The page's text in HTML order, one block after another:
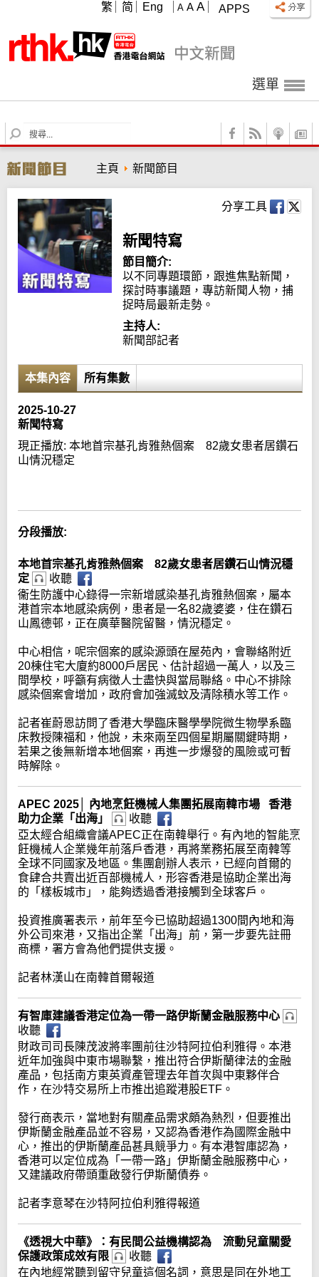
APPS
A A A
繁 简 Eng
選單
S
e
r
c
h
主頁 新聞節目
分享工具
新聞特寫
節目簡介:
以不同專題環節，跟進焦點新聞，
探討時事議題，專訪新聞人物，捕
捉時局最新走勢。
主持人:
新聞部記者
本集內容 所有集數
2025-10-27
新聞特寫
現正播放: 本地首宗基孔肯雅熱個案 82歲女患者居鑽石
山情況穩定
分段播放:
本地首宗基孔肯雅熱個案 82歲女患者居鑽石山情況穩
定
收聽
衞生防護中心錄得一宗新增感染基孔肯雅熱個案，屬本
港首宗本地感染病例，患者是一名82歲婆婆，住在鑽石
山鳳德邨，正在廣華醫院留醫，情況穩定。
中心相信，呢宗個案的感染源頭在屋苑內，會聯絡附近
20棟住宅大廈約8000戶居民、估計超過一萬人，以及三
間學校，呼籲有病徵人士盡快與當局聯絡。中心不排除
感染個案會增加，政府會加強滅蚊及清除積水等工作。
記者崔蔚恩訪問了香港大學臨床醫學學院微生物學系臨
床教授陳福和，他說，未來兩至四個星期屬關鍵時期，
若果之後無新增本地個案，再進一步爆發的風險或可暫
時解除。
APEC 2025│ 內地烹飪機械人集團拓展南韓市場 香港
助力企業「出海」
收聽
亞太經合組織會議APEC正在南韓舉行。有內地的智能烹
飪機械人企業幾年前落戶香港，再將業務拓展至南韓等
全球不同國家及地區。集團創辦人表示，已經向首爾的
食肆合共賣出近百部機械人，形容香港是協助企業出海
的「樣板城市」，能夠透過香港接觸到全球客戶。
投資推廣署表示，前年至今已協助超過1300間內地和海
外公司來港，又指出企業「出海」前，第一步要先註冊
商標，署方會為他們提供支援。
記者林漢山在南韓首爾報道
有智庫建議香港定位為一帶一路伊斯蘭金融服務中心
收聽
財政司司長陳茂波將率團前往沙特阿拉伯利雅得。本港
近年加強與中東市場聯繫，推出符合伊斯蘭律法的金融
產品，包括南方東英資產管理去年首次與中東夥伴合
作，在沙特交易所上市推出追蹤港股ETF。
發行商表示，當地對有關產品需求頗為熱烈，但要推出
伊斯蘭金融產品並不容易，又認為香港作為國際金融中
心，推出的伊斯蘭產品甚具競爭力。有本港智庫認為，
香港可以定位成為「一帶一路」伊斯蘭金融服務中心，
又建議政府帶頭重啟發行伊斯蘭債券。
記者李意琴在沙特阿拉伯利雅得報道
《透視大中華》：有民間公益機構認為 流動兒童關愛
保護政策成效有限
收聽
在內地經常聽到留守兒童這個名詞，意思是同在外地工